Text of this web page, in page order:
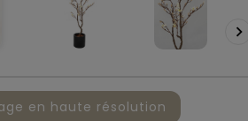

en haute résolution